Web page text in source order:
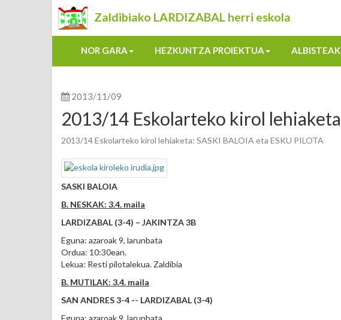
Zaldibiako LARDIZABAL herri eskola
NOR GARA HEZKUNTZA PROIEKTUA ALBISTEAK
2013/11/09
2013/14 Eskolarteko kirol lehiaketa
2013/14 Eskolarteko kirol lehiaketa: SASKI BALOIA eta ESKU PILOTA
SASKI BALOIA
B. NESKAK: 3.4. maila
LARDIZABAL (3-4) – JAKINTZA 3B
Eguna: azaroak 9, larunbata
Ordua: 10:30ean.
Lekua: Resti pilotalekua. Zaldibia
B. MUTILAK: 3.4. maila
SAN ANDRES 3-4 -- LARDIZABAL (3-4)